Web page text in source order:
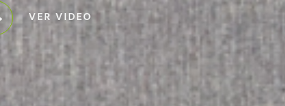
VER VIDEO